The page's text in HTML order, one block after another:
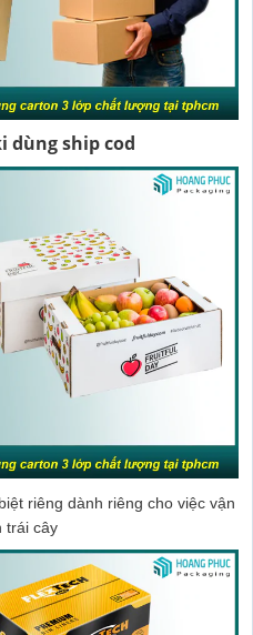
dùng ship cod
riêng dành riêng cho việc vận
trái cây